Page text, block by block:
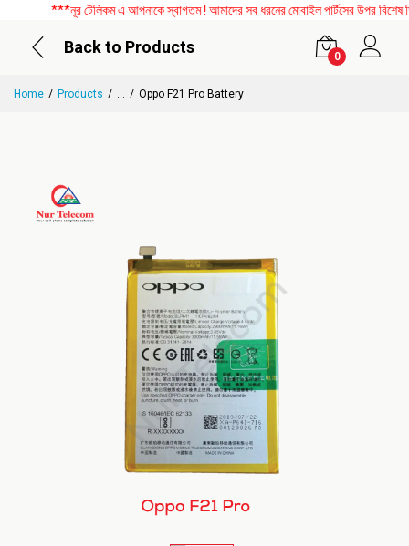
***নূর টেলিকম এ আপনাকে স্বাগতম ! আমাদের সব ধরনের মোবাইল পার্টসের উপর বিশেষ
Back to Products
0
Home Products ... Oppo F21 Pro Battery